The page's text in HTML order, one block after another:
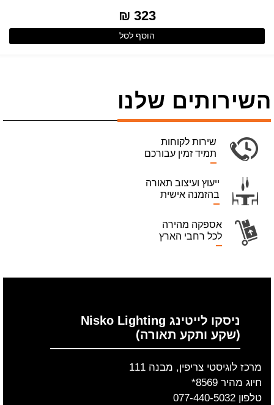
323 ₪
הוסף לסל
השירותים שלנו
שירות לקוחות
תמיד זמין עבורכם
ייעוץ ועיצוב תאורה
בהזמנה אישית
אספקה מהירה
לכל רחבי הארץ
ניסקו לייטינג Nisko Lighting
(שקע ותקע תאורה)
מרכז לוגיסטי צריפין, מבנה 111
חיוג מהיר 8569*
טלפון 077-440-5032